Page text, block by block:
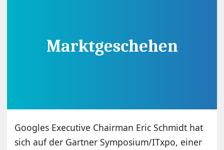
Googles Executive Chairman Eric Schmidt hat
sich auf der Gartner Symposium/ITxpo, einer